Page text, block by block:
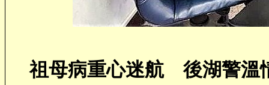
祖母病重心迷航 後湖警溫